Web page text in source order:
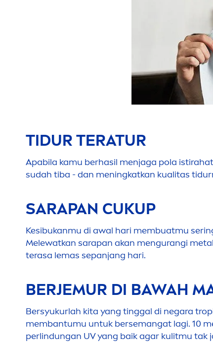
TIDUR TERATUR
Apabila kamu berhasil menjaga pola
sudah tiba - dan meningkatkan kualitas
SARAPAN CUKUP
Kesibukanmu di awal hari membuatmu
Melewatkan sarapan akan mengurangi
terasa lemas sepanjang hari.
BERJEMUR DI BAWAH
Bersyukurlah kita yang tinggal di negara
membantumu untuk bersemangat lagi. 10
perlindungan UV yang baik agar kulitmu tak